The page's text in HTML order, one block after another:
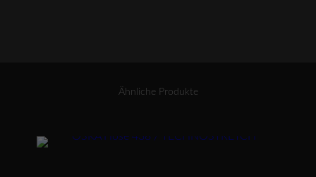
Ähnliche Produkte
Dieses Produkt weist mehrere Varianten auf. Die Optionen können auf der Produktseite gewählt werden